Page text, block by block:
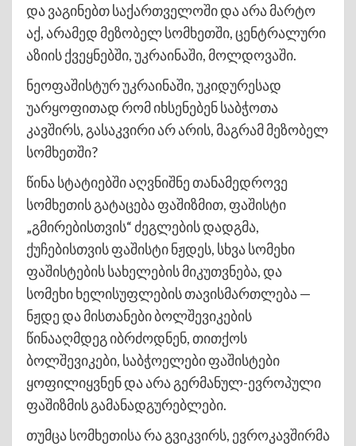
და ვაგინებთ საქართველოში და არა მარტო
აქ, არამედ მეზობელ სომხეთში, ცენტრალური
აზიის ქვეყნებში, უკრაინაში, მოლდოვაში.
ნეოფაშისტურ უკრაინაში, უკიდურესად
უარყოფითად რომ იხსენებენ საბჭოთა
კავშირს, გასაკვირი არ არის, მაგრამ მეზობელ
სომხეთში?
წინა სტატიებში აღვნიშნე თანამედროვე
სომხეთის გატაცება ფაშიზმით, ფაშისტი
„გმირებისთვის“ ძეგლების დადგმა,
ქუჩებისთვის ფაშისტი ნჟდეს, სხვა სომეხი
ფაშისტების სახელების მიკუთვნება, და
სომეხი ხელისუფლების თავისმართლება —
ნჟდე და მისთანები ბოლშევიკების
წინააღმდეგ იბრძოდნენ, თითქოს
ბოლშევიკები, საბჭოელები ფაშისტები
ყოფილიყვნენ და არა გერმანულ-ევროპული
ფაშიზმის გამანადგურებლები.
თუმცა სომხეთისა რა გვიკვირს, ევროკავშირმა